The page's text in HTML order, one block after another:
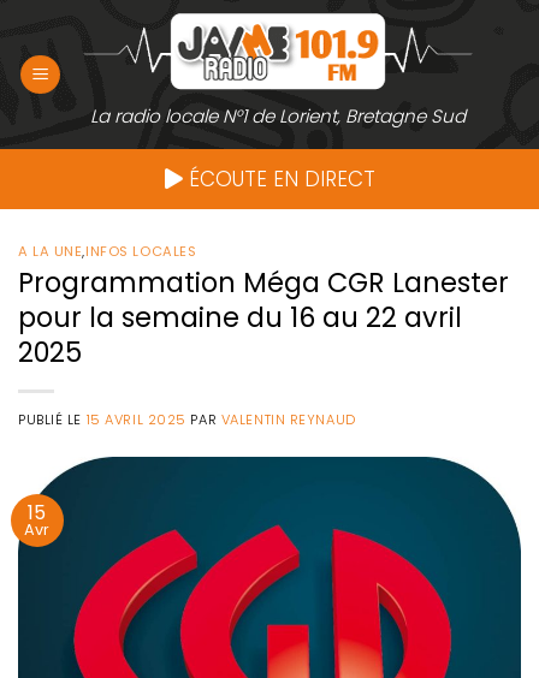
contenu
La radio locale N°1 de Lorient, Bretagne Sud
ÉCOUTE EN DIRECT
A LA UNE,INFOS LOCALES
Programmation Méga CGR Lanester
pour la semaine du 16 au 22 avril
2025
PUBLIÉ LE 15 AVRIL 2025 PAR VALENTIN REYNAUD
15
Avr